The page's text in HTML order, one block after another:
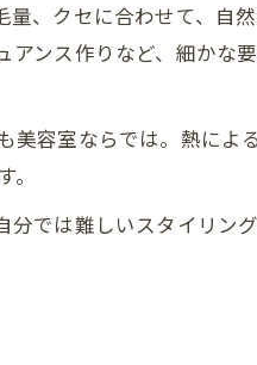
、クセに合わせて、自
ンス作りなど、細かな
美容室ならでは。熱によ
では難しいスタイリン